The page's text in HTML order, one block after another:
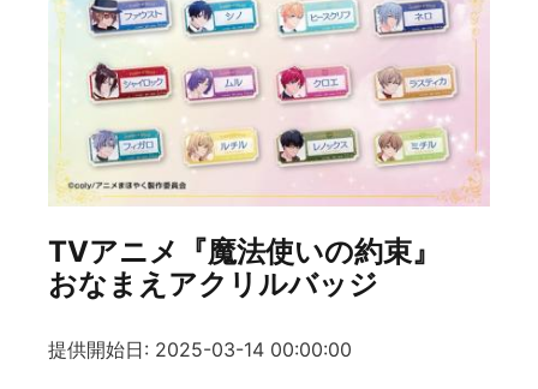
TVアニメ『魔法使いの約束』
おなまえアクリルバッジ
提供開始日: 2025-03-14 00:00:00